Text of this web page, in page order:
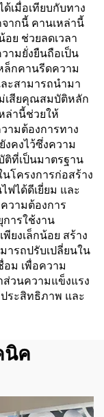
เมื่อเทียบกับทาง
จากนี้ คานเหล่านี้
อย ช่วยลดเวลา
ามยั่งยืนถือเป็น
ล็กคานรีดความ
ะสามารถนำมา
เสียคุณสมบัติหลัก
ล่านี้ช่วยให้
ามต้องการทาง
คงไว้ซึ่งความ
ที่เป็นมาตรฐาน
โครงการก่อสร้าง
ได้ดีเยี่ยม และ
วามต้องการ
ารใช้งาน
ยงเล็กน้อย สร้าง
ารถปรับเปลี่ยนใน
อม เพื่อความ
ส่วนความแข็งแรง
ระสิทธิภาพ และ
นิค